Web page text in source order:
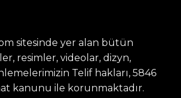
sitesinde yer alan bütün
resimler, videolar, dizyn,
Telif hakları, 5846
kanunu ile korunmaktadır.